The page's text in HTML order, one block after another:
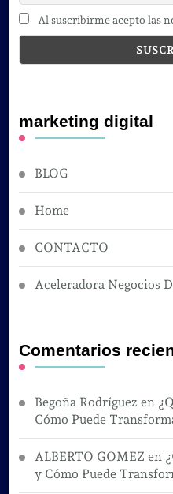
Al suscribirme acepto las
marketing digital
BLOG
Home
CONTACTO
Aceleradora Negocios
Comentarios
Begoña Rodríguez en
Cómo Puede
ALBERTO GOMEZ en
y Cómo Puede